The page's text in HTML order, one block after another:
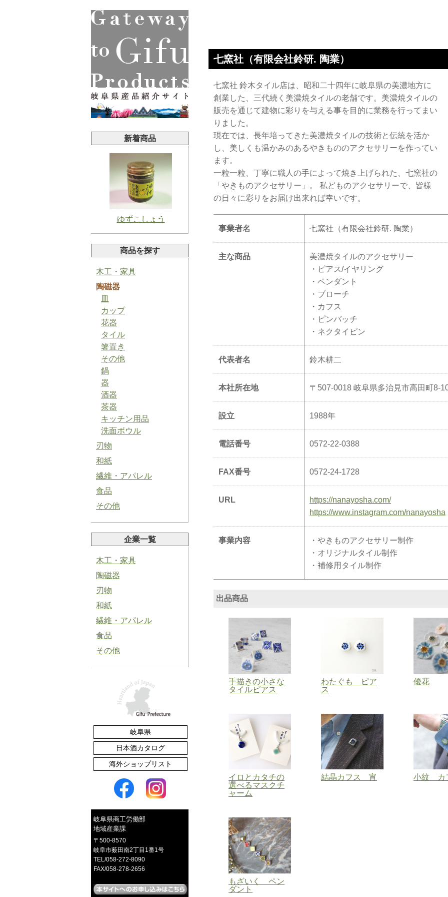
新着商品
ゆずこしょう
バジルペースト
たくあん漬
赤かぶご飯のとも
イロとカタチの選べるピアス
商品を探す
木工・家具
陶磁器
皿
カップ
花器
タイル
箸置き
その他
鍋
器
酒器
茶器
キッチン用品
洗面ボウル
刃物
和紙
繊維・アパレル
食品
その他
企業一覧
木工・家具
陶磁器
刃物
和紙
繊維・アパレル
食品
その他
岐阜県
日本酒カタログ
海外ショップリスト
岐阜県商工労働部
地域産業課
〒500-8570
岐阜市薮田南2丁目1番1号
TEL/058-272-8090
FAX/058-278-2656
七窯社（有限会社鈴研. 陶業）
七窯社 鈴木タイル店は、昭和二十四年に岐阜県の美濃地方に
創業した、三代続く美濃焼タイルの老舗です。美濃焼タイルの
販売を通じて建物に彩りを与える事を目的に業務を行ってまい
りました。
現在では、長年培ってきた美濃焼タイルの技術と伝統を活か
し、美しくも温かみのあるやきもののアクセサリーを作ってい
ます。
一粒一粒、丁寧に職人の手によって焼き上げられた、七窯社の
「やきものアクセサリー」。 私どものアクセサリーで、皆様
の日々に彩りをお届け出来れば幸いです。
事業者名 七窯社（有限会社鈴研. 陶業）
主な商品
美濃焼タイルのアクセサリー
・ピアス/イヤリング
・ペンダント
・ブローチ
・カフス
・ピンバッチ
・ネクタイピン
代表者名 鈴木耕二
本社所在地 〒507-0018 岐阜県多治見市高田町8-
設立 1988年
電話番号 0572-22-0388
FAX番号 0572-24-1728
URL
https://nanayosha.com/
https://www.instagram.com/nanayosha
事業内容
・やきものアクセサリー制作
・オリジナルタイル制作
・補修用タイル制作
出品商品
手描きの小さな
タイルピアス
わたぐも ピア
ス
優花
イロとカタチの
選べるマスクチ
ャーム
結晶カフス 宵 小紋 カ
もざいく ペン
ダント